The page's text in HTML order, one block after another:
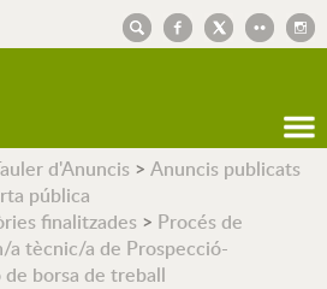
d'Anuncis > Anuncis publicats
pública
finalitzades > Procés de
a tècnic/a de Prospecció-
borsa de treball